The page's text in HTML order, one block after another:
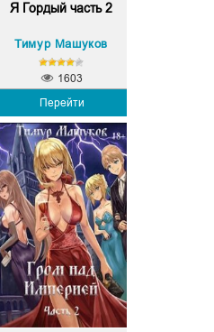
Я Гордый часть 2
Тимур Машуков
Перейти
1603